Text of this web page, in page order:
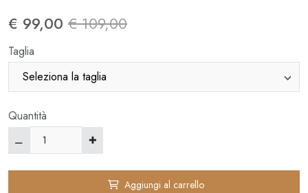
€ 99,00 € 109,00
Taglia
Quantità
Aggiungi al carrello